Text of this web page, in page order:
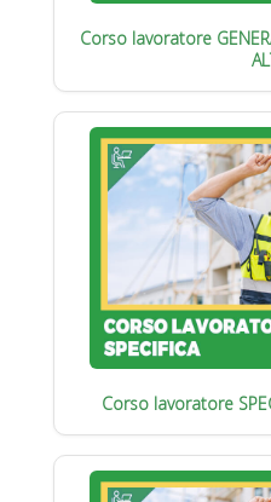
Corso lavoratore
Corso lavoratore